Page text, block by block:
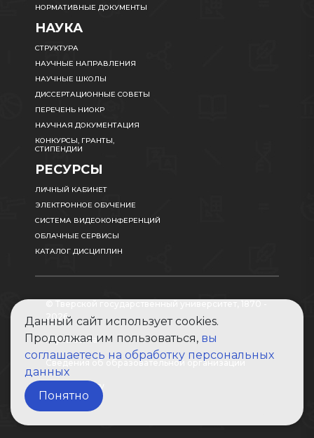
НОРМАТИВНЫЕ ДОКУМЕНТЫ
НАУКА
СТРУКТУРА
НАУЧНЫЕ НАПРАВЛЕНИЯ
НАУЧНЫЕ ШКОЛЫ
ДИССЕРТАЦИОННЫЕ СОВЕТЫ
ПЕРЕЧЕНЬ НИОКР
НАУЧНАЯ ДОКУМЕНТАЦИЯ
КОНКУРСЫ, ГРАНТЫ,
СТИПЕНДИИ
РЕСУРСЫ
ЛИЧНЫЙ КАБИНЕТ
ЭЛЕКТРОННОЕ ОБУЧЕНИЕ
СИСТЕМА ВИДЕОКОНФЕРЕНЦИЙ
ОБЛАЧНЫЕ СЕРВИСЫ
КАТАЛОГ ДИСЦИПЛИН
2026
Карта сайта
Сведения об образовательной организации
Абитуриенту
Данный сайт использует cookies.
Продолжая им пользоваться, вы
соглашаетесь на обработку персональных
данных
Понятно